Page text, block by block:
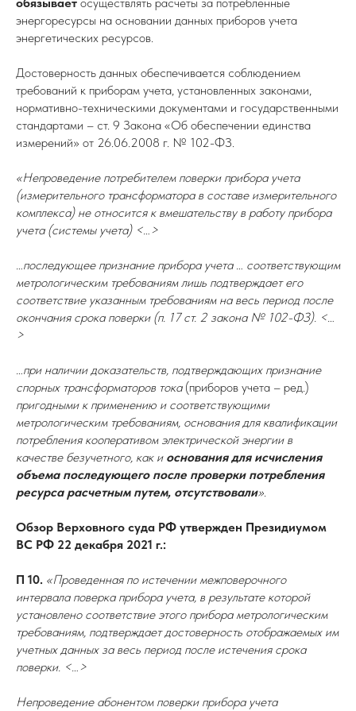
энергоресурсы на основании данных приборов учета
энергетических ресурсов.
Достоверность данных обеспечивается соблюдением
требований к приборам учета, установленных законами,
нормативно-техническими документами и государственными
стандартами – ст. 9 Закона «Об обеспечении единства
измерений» от 26.06.2008 г. № 102-ФЗ.
«Непроведение потребителем поверки прибора учета
(измерительного трансформатора в составе измерительного
комплекса) не относится к вмешательству в работу прибора
учета (системы учета) <…>
…последующее признание прибора учета … соответствующим
метрологическим требованиям лишь подтверждает его
соответствие указанным требованиям на весь период после
окончания срока поверки (п. 17 ст. 2 закона № 102-ФЗ). <…
>
…при наличии доказательств, подтверждающих признание
спорных трансформаторов тока (приборов учета – ред.)
пригодными к применению и соответствующими
метрологическим требованиям, основания для квалификации
потребления кооперативом электрической энергии в
качестве безучетного, как и основания для исчисления
объема последующего после проверки потребления
ресурса расчетным путем, отсутствовали».
Обзор Верховного суда РФ утвержден Президиумом
ВС РФ 22 декабря 2021 г.:
П 10. «Проведенная по истечении межповерочного
интервала поверка прибора учета, в результате которой
установлено соответствие этого прибора метрологическим
требованиям, подтверждает достоверность отображаемых им
учетных данных за весь период после истечения срока
поверки. <…>
Непроведение абонентом поверки прибора учета